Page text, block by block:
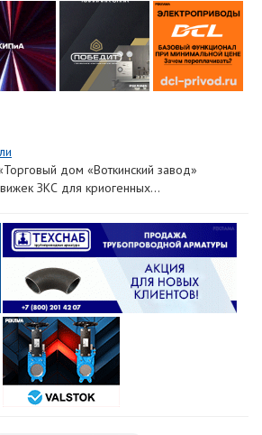
дом «Воткинский завод»
ЗКС для криогенных...